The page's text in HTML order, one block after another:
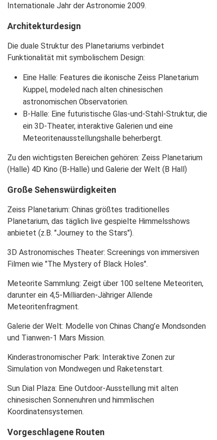
Internationale Jahr der Astronomie 2009.
Architekturdesign
Die duale Struktur des Planetariums verbindet
Funktionalität mit symbolischem Design:
Eine Halle: Features die ikonische Zeiss Planetarium
Kuppel, modeled nach alten chinesischen
astronomischen Observatorien.
B-Halle: Eine futuristische Glas-und-Stahl-Struktur, die
ein 3D-Theater, interaktive Galerien und eine
Meteoritenausstellungshalle beherbergt.
Zu den wichtigsten Bereichen gehören: Zeiss Planetarium
(Halle) 4D Kino (B-Halle) und Galerie der Welt (B Hall)
Große Sehenswürdigkeiten
Zeiss Planetarium: Chinas größtes traditionelles
Planetarium, das täglich live gespielte Himmelsshows
anbietet (z.B. "Journey to the Stars").
3D Astronomisches Theater: Screenings von immersiven
Filmen wie "The Mystery of Black Holes".
Meteorite Sammlung: Zeigt über 100 seltene Meteoriten,
darunter ein 4,5-Milliarden-Jähriger Allende
Meteoritenfragment.
Galerie der Welt: Modelle von Chinas Chang’e Mondsonden
und Tianwen-1 Mars Mission.
Kinderastronomischer Park: Interaktive Zonen zur
Simulation von Mondwegen und Raketenstart.
Sun Dial Plaza: Eine Outdoor-Ausstellung mit alten
chinesischen Sonnenuhren und himmlischen
Koordinatensystemen.
Vorgeschlagene Routen